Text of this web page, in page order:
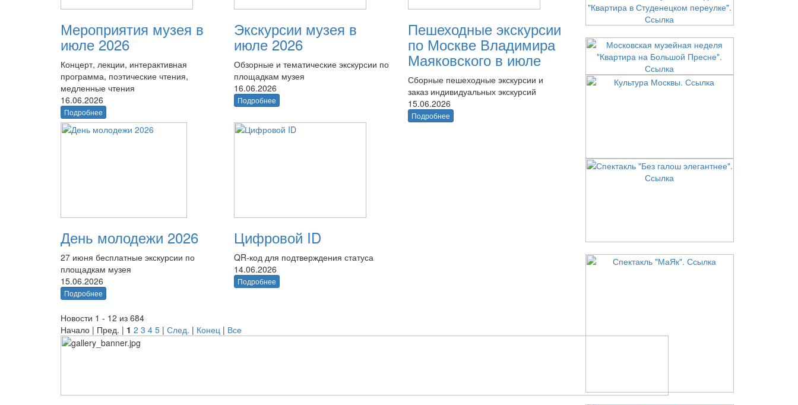
Мероприятия музея в
июле 2026
Концерт, лекции, интерактивная
программа, поэтические чтения,
медленные чтения
16.06.2026
Подробнее
Экскурсии музея в
июле 2026
Обзорные и тематические экскурсии по
площадкам музея
16.06.2026
Подробнее
Пешеходные экскурсии
по Москве Владимира
Маяковского в июле
Сборные пешеходные экскурсии и
заказ индивидуальных экскурсий
15.06.2026
Подробнее
День молодежи 2026
27 июня бесплатные экскурсии по
площадкам музея
15.06.2026
Подробнее
Цифровой ID
QR-код для подтверждения статуса
14.06.2026
Подробнее
Новости 1 - 12 из 684
Начало | Пред. | 1 2 3 4 5 | След. | Конец | Все